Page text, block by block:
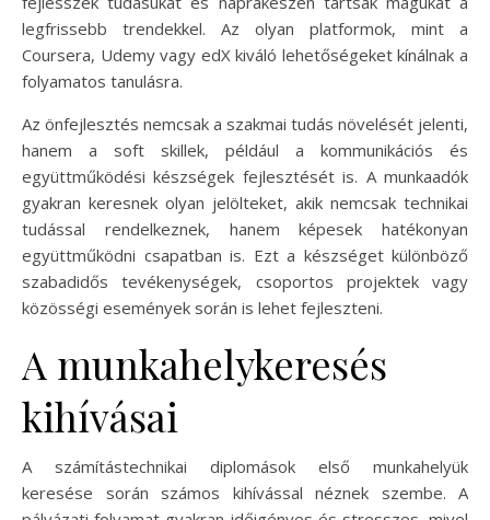
legfrissebb trendekkel. Az olyan platformok, mint a
Coursera, Udemy vagy edX kiváló lehetőségeket kínálnak a
folyamatos tanulásra.
Az önfejlesztés nemcsak a szakmai tudás növelését jelenti,
hanem a soft skillek, például a kommunikációs és
együttműködési készségek fejlesztését is. A munkaadók
gyakran keresnek olyan jelölteket, akik nemcsak technikai
tudással rendelkeznek, hanem képesek hatékonyan
együttműködni csapatban is. Ezt a készséget különböző
szabadidős tevékenységek, csoportos projektek vagy
közösségi események során is lehet fejleszteni.
A munkahelykeresés
kihívásai
A számítástechnikai diplomások első munkahelyük
keresése során számos kihívással néznek szembe. A